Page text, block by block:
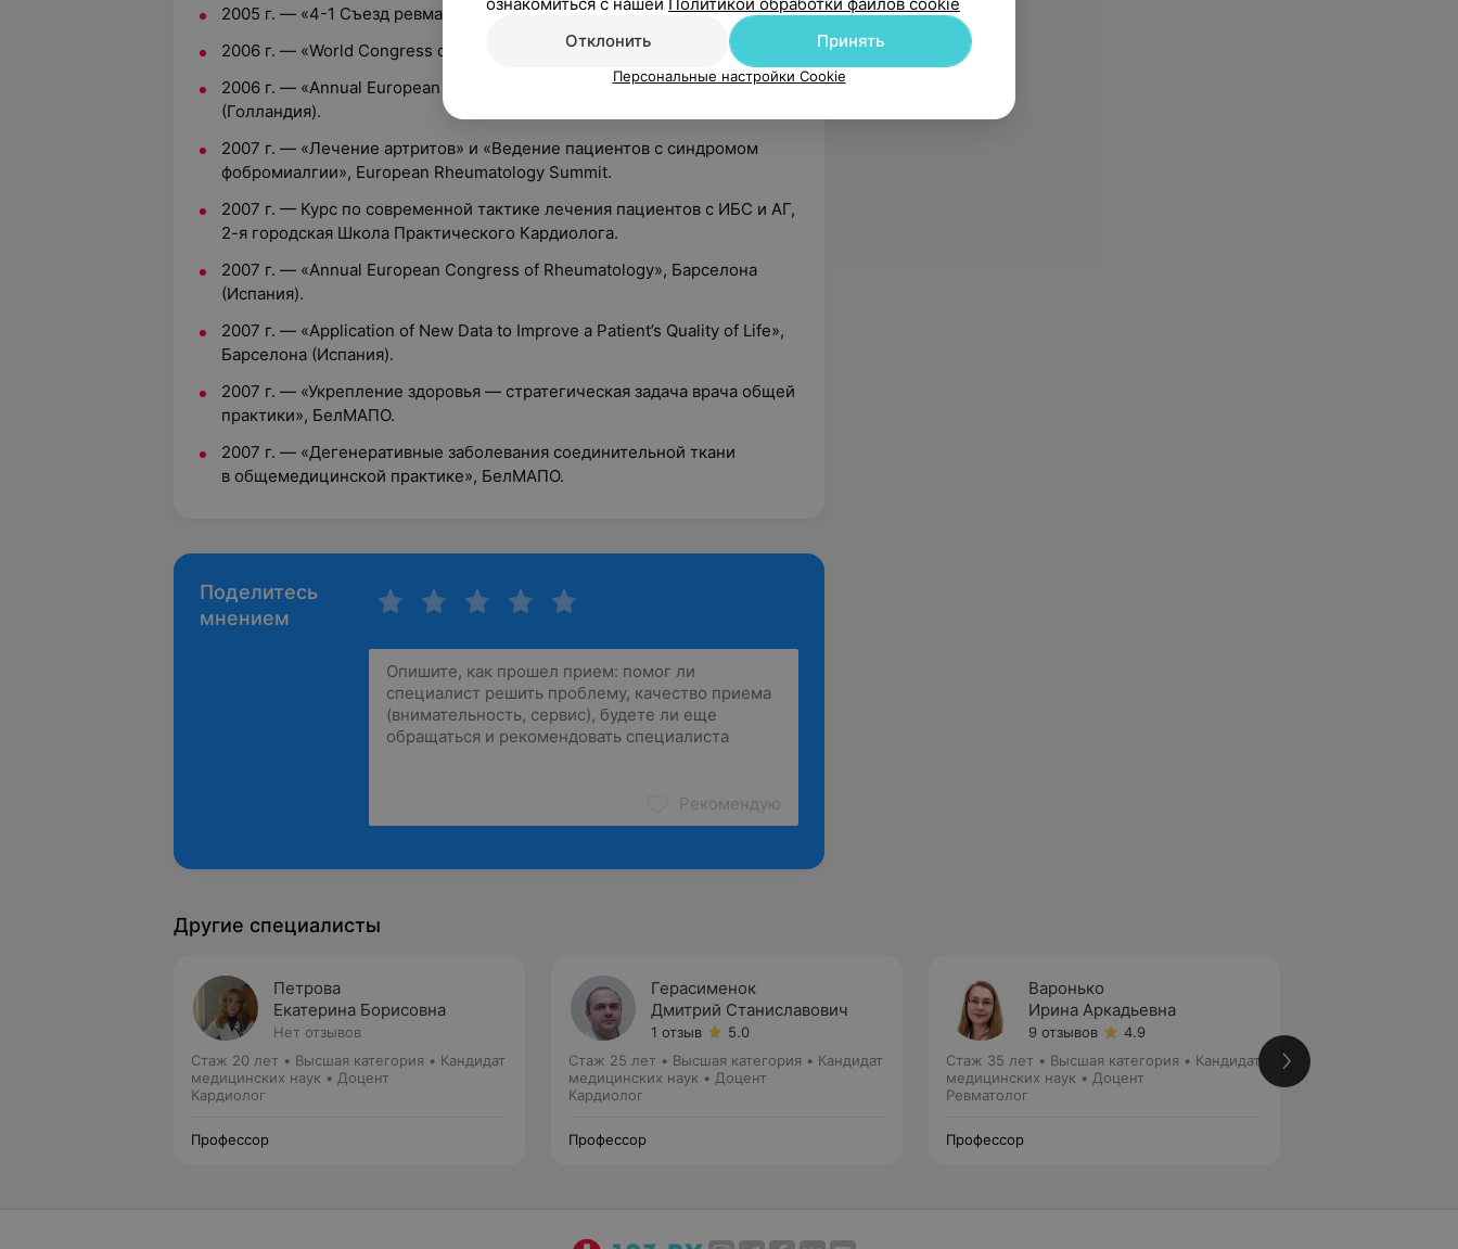
2005 г. — «4-1 Съезд ревматологов России», Казань (Россия).
2006 г. — «World Congress of Cardiology», Барселона (Испания).
2006 г. — «Annual European Congress of Rheumatology», Амстердам
(Голландия).
2007 г. — «Лечение артритов» и «Ведение пациентов с синдромом
фобромиалгии», European Rheumatology Summit.
2007 г. — Курс по современной тактике лечения пациентов с ИБС и АГ,
2-я городская Школа Практического Кардиолога.
2007 г. — «Annual European Congress of Rheumatology», Барселона
(Испания).
2007 г. — «Application of New Data to Improve a Patient’s Quality of Life»,
Барселона (Испания).
2007 г. — «Укрепление здоровья — стратегическая задача врача общей
практики», БелМАПО.
2007 г. — «Дегенеративные заболевания соединительной ткани
в общемедицинской практике», БелМАПО.
Поделитесь
мнением
Рекомендую
Другие специалисты
Петрова
Екатерина Борисовна
Нет отзывов
Стаж 20 лет • Высшая категория • Кандидат
медицинских наук • Доцент
Кардиолог
Профессор
Герасименок
Дмитрий Станиславович
1 отзыв
5.0
Стаж 25 лет • Высшая категория • Кандидат
медицинских наук • Доцент
Кардиолог
Профессор
Варонько
Ирина Аркадьевна
9 отзывов
4.9
Стаж 35 лет • Высшая категория • Кандидат
медицинских наук • Доцент
Ревматолог
Профессор
Отклонить
Принять
Персональные настройки Cookie